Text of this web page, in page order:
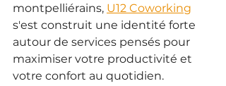
montpelliérains, U12 Coworking
s'est construit une identité forte
autour de services pensés pour
maximiser votre productivité et
votre confort au quotidien.